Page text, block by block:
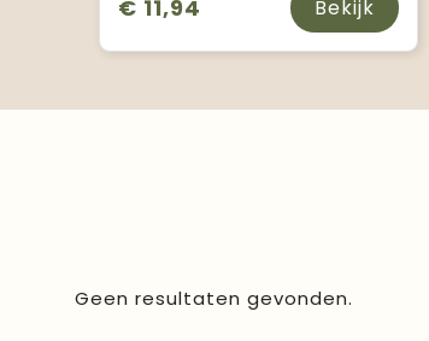
€ 11,94 Bekijk
Geen resultaten gevonden.